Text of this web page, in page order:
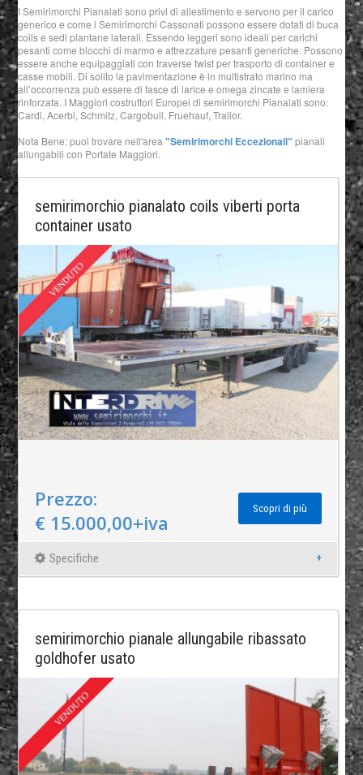
I Semirimorchi Pianalati sono privi di allestimento e servono per il carico
generico e come i Semirimorchi Cassonati possono essere dotati di buca
coils e sedi piantane laterali. Essendo leggeri sono ideali per carichi
pesanti come blocchi di marmo e attrezzature pesanti generiche. Possono
essere anche equipaggiati con traverse twist per trasporto di container e
casse mobili. Di solito la pavimentazione è in multistrato marino ma
all’occorrenza può essere di fasce di larice e omega zincate e lamiera
rinforzata. I Maggiori costruttori Europei di semirimorchi Pianalati sono:
Cardi, Acerbi, Schmitz, Cargobull, Fruehauf, Trailor.
Nota Bene: puoi trovare nell'area"Semirimorchi Eccezionali" pianali
allungabili con Portate Maggiori.
semirimorchio pianalato coils viberti porta
container usato
Prezzo:
€ 15.000,00+iva
Scopri di più
Specifiche
semirimorchio pianale allungabile ribassato
goldhofer usato